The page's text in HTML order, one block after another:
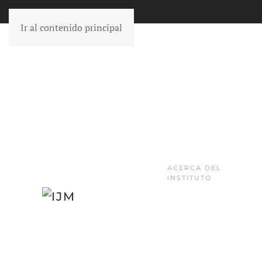
Ir al contenido principal
ACERCA DEL
INSTITUTO